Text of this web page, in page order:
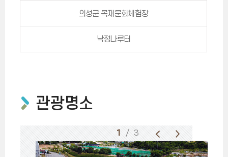
의성군 목재문화체험장
낙정나루터
관광명소
1 / 3